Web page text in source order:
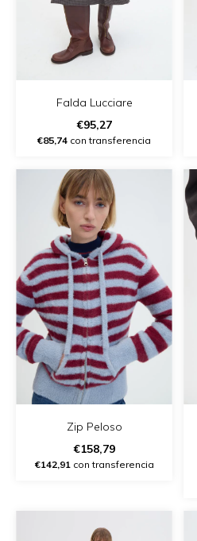
Falda Lucciare
€95,27
€85,74 con transferencia
Zip Peloso
€158,79
€142,91 con transferencia